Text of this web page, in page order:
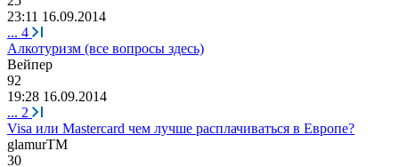
23:11 16.09.2014
... 4
Алкотуризм (все вопросы здесь)
Вейпер
92
19:28 16.09.2014
... 2
Visa или Mastercard чем лучше расплачиваться в Европе?
glamurTM
30